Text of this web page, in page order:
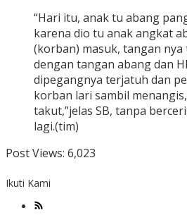
“Hari itu, anak tu abang
karena dio tu anak angkat
(korban) masuk, tangan
dengan tangan abang dan
dipegangnya terjatuh dan
korban lari sambil
takut,”jelas SB, tanpa
lagi.(tim)
Post Views: 6,023
Ikuti Kami